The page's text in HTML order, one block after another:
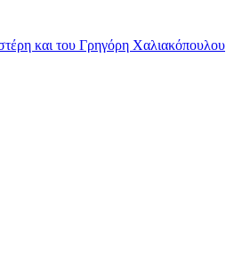
και του Γρηγόρη Χαλιακόπουλου